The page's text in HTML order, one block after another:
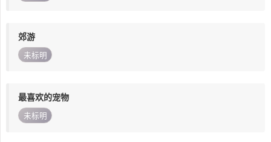
郊游
未标明
最喜欢的宠物
未标明